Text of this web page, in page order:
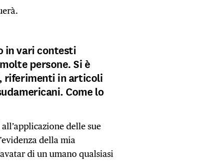
in vari contesti
persone. Si è
riferimenti in articoli
Come lo
delle sue
della mia
di un umano qualsiasi